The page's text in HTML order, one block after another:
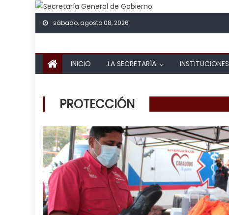
Skip to content
sábado, agosto 08, 2026
INICIO LA SECRETARÍA INSTITUCIONES
PROTECCIÓN